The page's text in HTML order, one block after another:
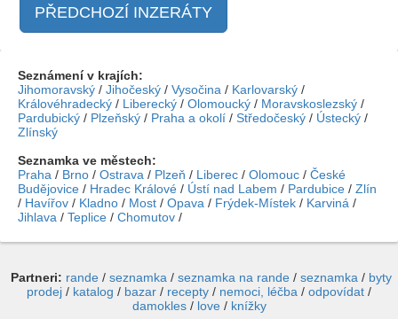
PŘEDCHOZÍ INZERÁTY
Seznámení v krajích:
Jihomoravský / Jihočeský / Vysočina / Karlovarský /
Královéhradecký / Liberecký / Olomoucký / Moravskoslezský /
Pardubický / Plzeňský / Praha a okolí / Středočeský / Ústecký /
Zlínský
Seznamka ve městech:
Praha / Brno / Ostrava / Plzeň / Liberec / Olomouc / České
Budějovice / Hradec Králové / Ústí nad Labem / Pardubice / Zlín
/ Havířov / Kladno / Most / Opava / Frýdek-Místek / Karviná /
Jihlava / Teplice / Chomutov /
Partneri: rande/ seznamka / seznamka na rande/ seznamka / byty
prodej / katalog / bazar / recepty / nemoci, léčba / odpovídat /
damokles/ love/ knížky